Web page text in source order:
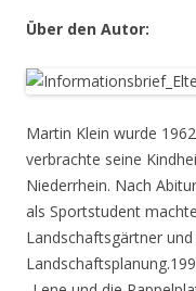
Über den Autor:
Martin Klein wurde
verbrachte seine
Niederrhein. Nach
als Sportstudent
Landschaftsgärtner